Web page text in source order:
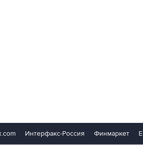
Интерфакс-Россия Финмаркет